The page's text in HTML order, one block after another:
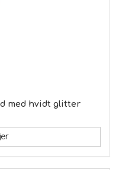
med hvidt glitter